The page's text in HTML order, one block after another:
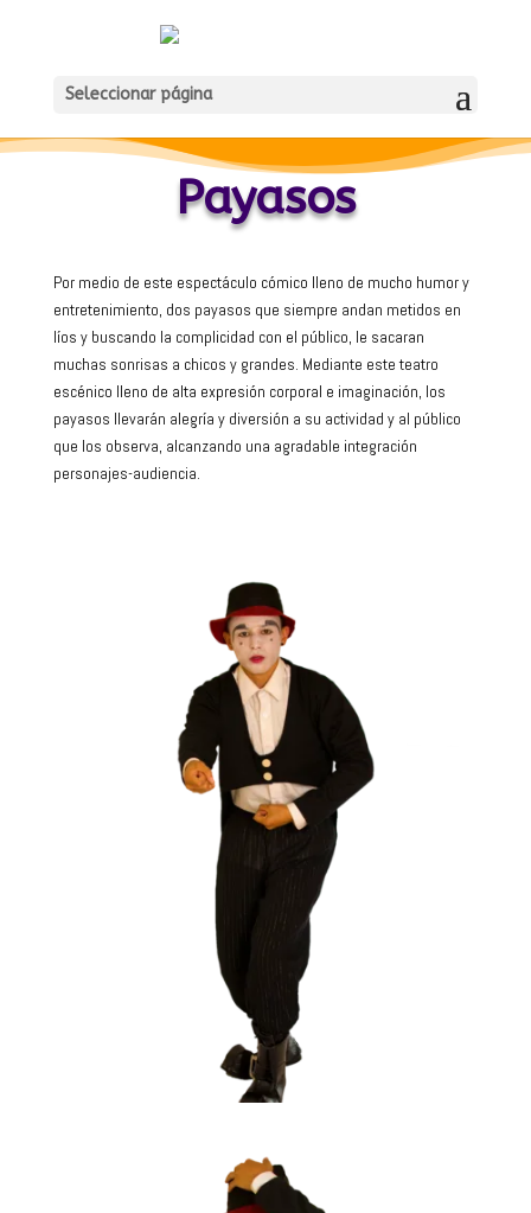
Seleccionar página
Payasos
Por medio de este espectáculo cómico lleno de mucho humor y
entretenimiento, dos payasos que siempre andan metidos en
líos y buscando la complicidad con el público, le sacaran
muchas sonrisas a chicos y grandes. Mediante este teatro
escénico lleno de alta expresión corporal e imaginación, los
payasos llevarán alegría y diversión a su actividad y al público
que los observa, alcanzando una agradable integración
personajes-audiencia.